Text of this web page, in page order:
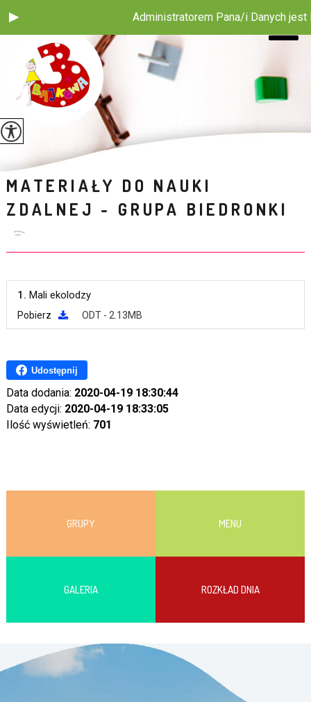
Administratorem Pana/i Danych jest
MATERIAŁY DO NAUKI
ZDALNEJ - GRUPA BIEDRONKI
1. Mali ekolodzy
Pobierz ODT - 2.13MB
Udostępnij
Data dodania: 2020-04-19 18:30:44
Data edycji: 2020-04-19 18:33:05
Ilość wyświetleń: 701
GRUPY MENU
GALERIA ROZKŁAD DNIA